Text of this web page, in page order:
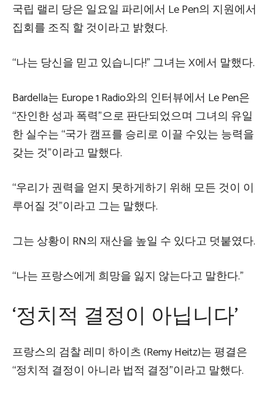
국립 랠리 당은 일요일 파리에서 Le Pen의 지원에서
집회를 조직 할 것이라고 밝혔다.
“나는 당신을 믿고 있습니다!” 그녀는 X에서 말했다.
Bardella는 Europe 1 Radio와의 인터뷰에서 Le Pen은
“잔인한 성과 폭력”으로 판단되었으며 그녀의 유일
한 실수는 “국가 캠프를 승리로 이끌 수있는 능력을
갖는 것”이라고 말했다.
“우리가 권력을 얻지 못하게하기 위해 모든 것이 이
루어질 것”이라고 그는 말했다.
그는 상황이 RN의 재산을 높일 수 있다고 덧붙였다.
“나는 프랑스에게 희망을 잃지 않는다고 말한다.”
‘정치적 결정이 아닙니다’
프랑스의 검찰 레미 하이츠 (Remy Heitz)는 평결은
“정치적 결정이 아니라 법적 결정”이라고 말했다.